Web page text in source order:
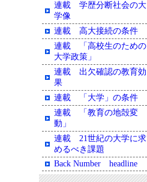
連載 学歴分断社会の大
学像
連載 高大接続の条件
連載 「高校生のための
大学政策」
連載 出欠確認の教育効
果
連載 「大学」の条件
連載 「教育の地殻変
動」
連載 21世紀の大学に求
めるべき課題
Back Number headline